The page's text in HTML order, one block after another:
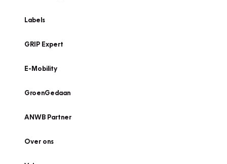
Labels
GRIP Expert
E-Mobility
GroenGedaan
ANWB Partner
Over ons